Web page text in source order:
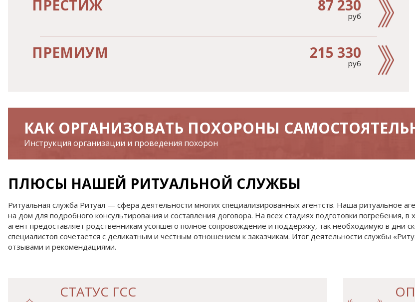
ПРЕСТИЖ 87 230
руб
ПРЕМИУМ 215 330
руб
КАК ОРГАНИЗОВАТЬ ПОХОРОНЫ
Инструкция организации и проведения похорон
ПЛЮСЫ НАШЕЙ РИТУАЛЬНОЙ СЛУЖБЫ
Ритуальная служба Ритуал — сфера деятельности многих специализированных агентств. Наша ритуальное
на дом для подробного консультирования и составления договора. На всех стадиях подготовки
агент предоставляет родственникам усопшего полное сопровождение и поддержку, так необходимую в дни
специалистов сочетается с деликатным и честным отношением к заказчикам. Итог деятельности службы
отзывами и рекомендациями.
СТАТУС ГСС